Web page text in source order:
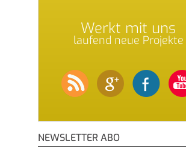
Werkt mit uns
laufend neue Projekte
NEWSLETTER ABO